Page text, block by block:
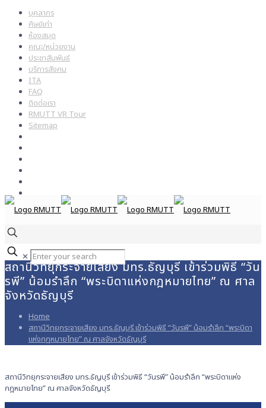
บุคลากร
ศิษย์เก่า
ห้องสมุด
คณะ/หน่วยงาน
ประชาสัมพันธ์
บริการสังคม
ITA
FAQ
ติดต่อเรา
RMUTT VR Tour
Sitemap
✕
สถานีวิทยุกระจายเสียง มทร.ธัญบุรี เข้าร่วมพิธี “วัน
รพี” น้อมรำลึก “พระบิดาแห่งกฎหมายไทย” ณ ศาล
จังหวัดธัญบุรี
Home
สถานีวิทยุกระจายเสียง มทร.ธัญบุรี เข้าร่วมพิธี “วันรพี” น้อมรำลึก “พระบิดา
แห่งกฎหมายไทย” ณ ศาลจังหวัดธัญบุรี
สถานีวิทยุกระจายเสียง มทร.ธัญบุรี เข้าร่วมพิธี “วันรพี” น้อมรำลึก “พระบิดาแห่ง
กฎหมายไทย” ณ ศาลจังหวัดธัญบุรี